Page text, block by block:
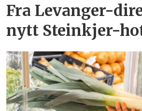
Fra Levanger-
nytt Steinkjer-